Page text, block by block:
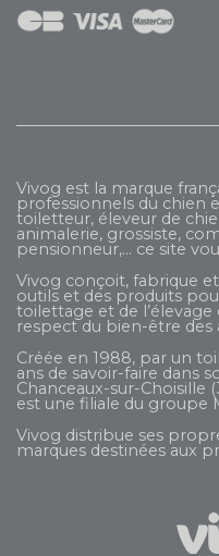
Vivog est la marque
professionnels du chien
toiletteur, éleveur de
animalerie, grossiste,
pensionneur,... ce site
Vivog conçoit, fabrique
outils et des produits
toilettage et de l’élevage
respect du bien-être des
Créée en 1988, par un
ans de savoir-faire dans
Chanceaux-sur-Choisille
est une filiale du groupe
Vivog distribue ses
marques destinées aux